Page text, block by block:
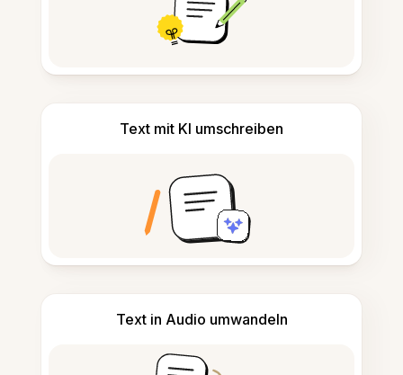
Text mit KI umschreiben
Text in Audio umwandeln